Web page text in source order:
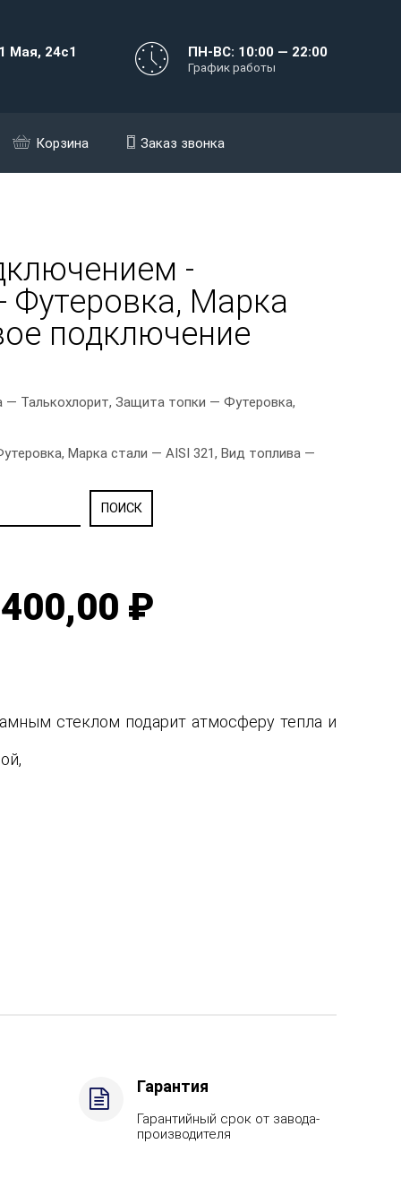
Мая, 24с1 ПН-ВС: 10:00 — 22:00
График работы
Корзина Заказ звонка
-
Футеровка, Марка
подключение
Талькохлорит, Защита топки — Футеровка,
Марка стали — AISI 321, Вид топлива —
₽
стеклом подарит атмосферу тепла и
Гарантия
Гарантийный срок от завода-
производителя